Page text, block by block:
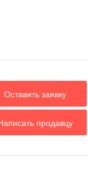
Оставить заявку
продавцу